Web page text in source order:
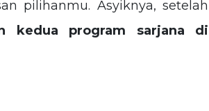
pilihanmu. Asyiknya, setelah
kedua program sarjana di